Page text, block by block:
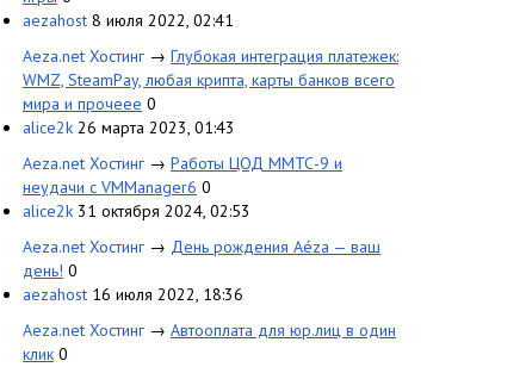
aezahost 8 июля 2022, 02:41
Aeza.net Хостинг → Глубокая интеграция платежек:
WMZ, SteamPay, любая крипта, карты банков всего
мира и прочеее 0
alice2k 26 марта 2023, 01:43
Aeza.net Хостинг → Работы ЦОД ММТС-9 и
неудачи с VMManager6 0
alice2k 31 октября 2024, 02:53
Aeza.net Хостинг → День рождения Aéza — ваш
день! 0
aezahost 16 июля 2022, 18:36
Aeza.net Хостинг → Автооплата для юр.лиц в один
клик 0